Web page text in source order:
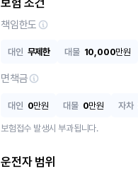
보험 조건
책임한도
대인 무제한 대물 10,000만원
면책금
대인 0만원 대물 0만원 자차
보험접수 발생시 부과됩니다.
운전자 범위